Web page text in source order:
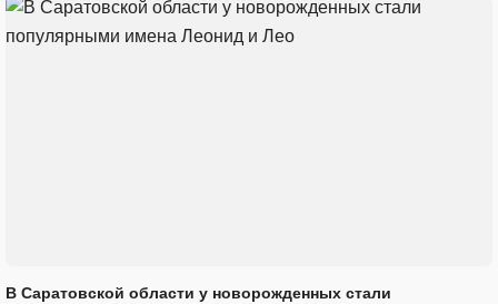
В Саратовской области у новорожденных стали